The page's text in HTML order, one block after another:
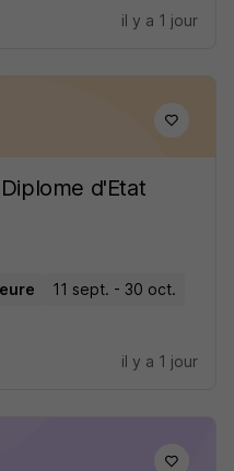
il y a 1 jour
d'Etat
11 sept. - 30 oct.
il y a 1 jour